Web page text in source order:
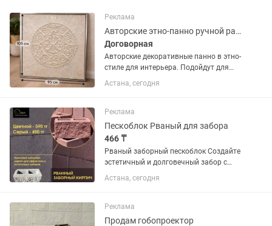
Реклама
Авторские этно-панно ручной работы
Договорная
Авторские декоративные панно в этно-
стиле для интерьера. Подойдут для
оформления ресторанов, кафе, студий,
магазинов, торговых пространств и
наличии — 110×100 см....
Астана, сегодня
Реклама
Пескоблок Рваный для забора
466 ₸
Рваный заборный пескоблок Создайте
эстетичный и долговечный забор с
помощью рваного пескоблока.
Имитация природного камня придаст
вид, а заводское качество обеспечит...
Астана, сегодня
Реклама
Продам гобопроектор